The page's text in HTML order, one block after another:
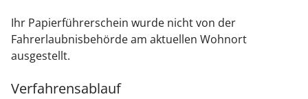
Ihr Papierführerschein wurde nicht von der
Fahrerlaubnisbehörde am aktuellen Wohnort
ausgestellt.
Verfahrensablauf